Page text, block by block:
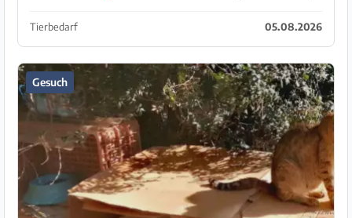
Tierbedarf 05.08.2026
Gesuch